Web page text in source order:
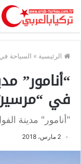
الرئيسية » السياحة في
“أنامور”
في
"أنامور" مدينة
2 مارس، 2018